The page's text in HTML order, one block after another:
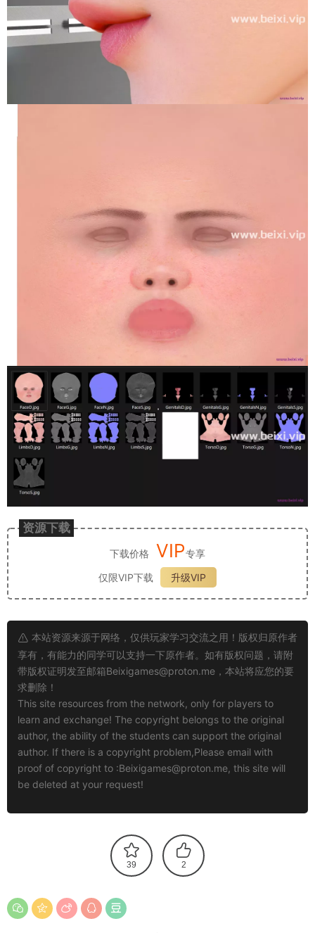
资源下载
下载价格 VIP专享
仅限VIP下载
升级VIP
本站资源来源于网络，仅供玩家学习交流之用！版权归原作者
享有，有能力的同学可以支持一下原作者。如有版权问题，请附
带版权证明发至邮箱Beixigames@proton.me ，本站将应您的要
求删除！
This site resources from the network, only for players to
learn and exchange! The copyright belongs to the original
author, the ability of the students can support the original
author. If there is a copyright problem,Please email with
proof of copyright to :Beixigames@proton.me, this site will
be deleted at your request!
39 2